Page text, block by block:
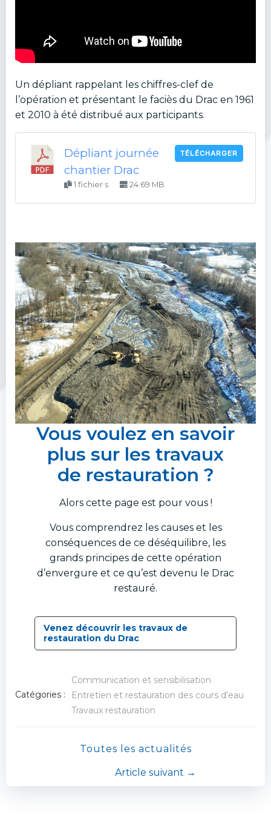
Un dépliant rappelant les chiffres-clef de
l’opération et présentant le faciès du Drac en 1961
et 2010 à été distribué aux participants.
Dépliant journée
chantier Drac
1 fichier·s 24.69 MB
TÉLÉCHARGER
Vous voulez en savoir
plus sur les travaux
de restauration ?
Alors cette page est pour vous !
Vous comprendrez les causes et les
conséquences de ce déséquilibre, les
grands principes de cette opération
d’envergure et ce qu’est devenu le Drac
restauré.
Venez découvrir les travaux de
restauration du Drac
Catégories :
Communication et sensibilisation
Entretien et restauration des cours d'eau
Travaux restauration
Toutes les actualités
Navigation
Article suivant →